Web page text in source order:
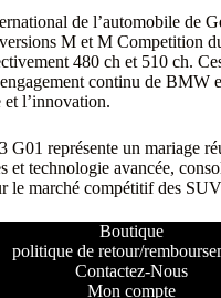
de l’automobile de
M et M Competition
480 ch et 510 ch.
continu de BMW
et l’innovation.
représente un mariage
et technologie avancée,
le marché compétitif des
Boutique
politique de retour/
Contactez-Nous
Mon compte